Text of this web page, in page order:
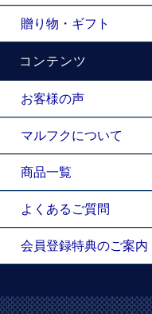
贈り物・ギフト
コンテンツ
お客様の声
マルフクについて
商品一覧
よくあるご質問
会員登録特典のご案内